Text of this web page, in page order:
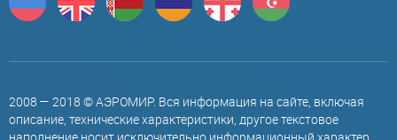
2008 — 2018 © АЭРОМИР. Вся информация на сайте, включая
описание, технические характеристики, другое текстовое